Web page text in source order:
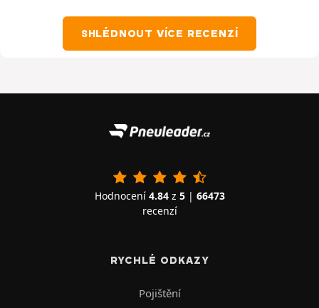
SHLÉDNOUT VÍCE RECENZÍ
Hodnocení 4.84z 5| 66473
recenzí
RYCHLÉ ODKAZY
Pojištění